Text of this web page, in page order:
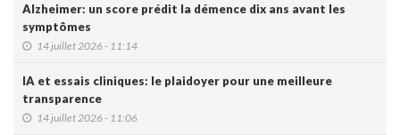
Alzheimer: un score prédit la démence dix ans avant les
symptômes
14 juillet 2026 - 11:14
IA et essais cliniques: le plaidoyer pour une meilleure
transparence
14 juillet 2026 - 11:06